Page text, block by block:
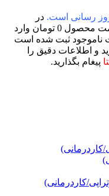
رسانی است. در
صورتیکه قیمت محصول درج نشده ، قیمت محصول 0 تومان وارد
ثبت شده است
و اطلاعات دقیق را
پیغام بگذارید.
کاردرمانی)
کاردرمانی)